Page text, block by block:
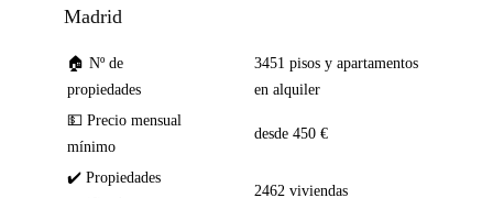
Madrid
🏠 Nº de
propiedades
3451 pisos y apartamentos
en alquiler
💵 Precio mensual
mínimo
desde 450 €
✔️ Propiedades
2462 viviendas